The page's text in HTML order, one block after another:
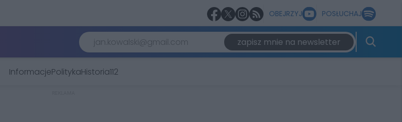
OBEJRZYJ POSŁUCHAJ
zapisz mnie na newsletter
InformacjePolitykaHistoria112